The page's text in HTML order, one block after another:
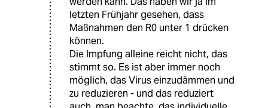
letzten Frühjahr gesehen, dass
Maßnahmen den R0 unter 1 drücken
können.
Die Impfung alleine reicht nicht, das
stimmt so. Es ist aber immer noch
möglich, das Virus einzudämmen und
zu reduzieren - und das reduziert